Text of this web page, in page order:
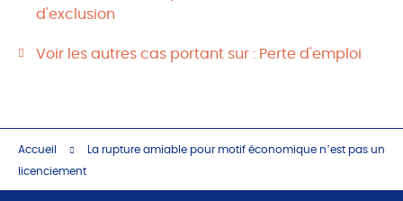
d'exclusion
Voir les autres cas portant sur : Perte d'emploi
Accueil
La rupture amiable pour motif économique n’est pas un
licenciement